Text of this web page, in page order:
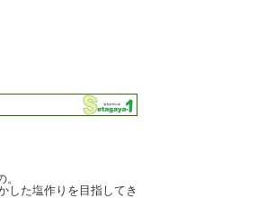
した塩作りを目指してき